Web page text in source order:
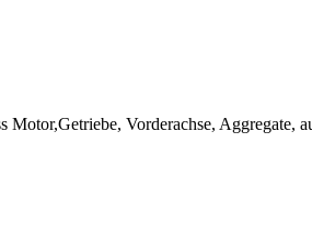
Motor,Getriebe, Vorderachse, Aggregate,